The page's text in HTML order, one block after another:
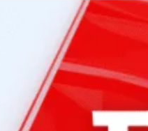
FacebookWhatsApp
Share
Read Latest
AIN NEWS 1 App